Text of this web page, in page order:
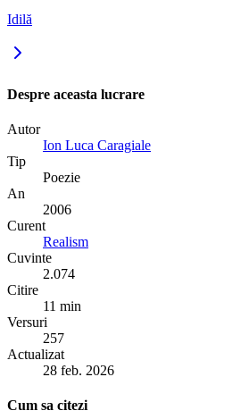
Idilă
Despre aceasta lucrare
Autor
Ion Luca Caragiale
Tip
Poezie
An
2006
Curent
Realism
Cuvinte
2.074
Citire
11 min
Versuri
257
Actualizat
28 feb. 2026
Cum sa citezi